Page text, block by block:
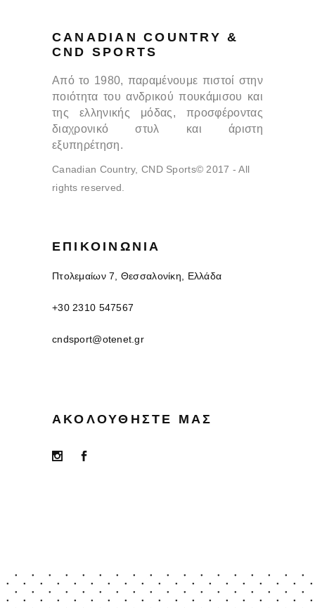
CANADIAN COUNTRY &
CND SPORTS
Από το 1980, παραμένουμε πιστοί στην
ποιότητα του ανδρικού πουκάμισου και
της ελληνικής μόδας, προσφέροντας
διαχρονικό στυλ και άριστη
εξυπηρέτηση.
Canadian Country, CND Sports© 2017 - All
rights reserved.
ΕΠΙΚΟΙΝΩΝΊΑ
Πτολεμαίων 7, Θεσσαλονίκη, Ελλάδα
+30 2310 547567
cndsport@otenet.gr
ΑΚΟΛΟΥΘΉΣΤΕ ΜΑΣ